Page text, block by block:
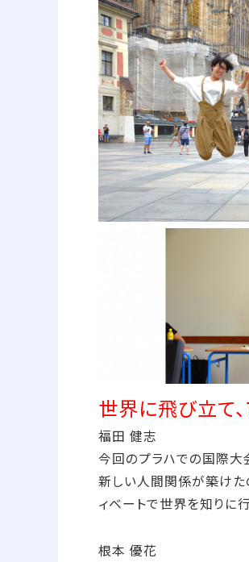
世界に飛び立て
福田 健志
今回のプラハでの国際大
新しい人間関係が築けた
ィベートで世界を知りに
根本 優花